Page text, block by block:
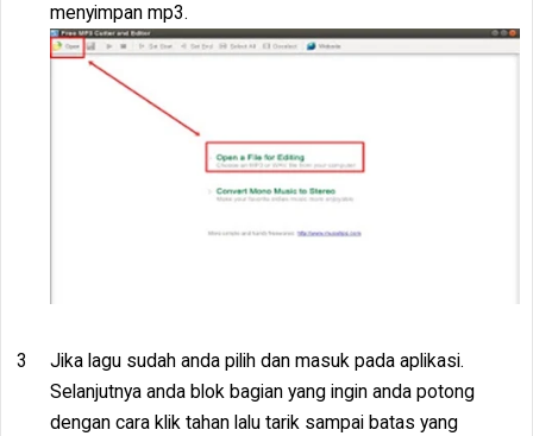
menyimpan mp3.
Jika lagu sudah anda pilih dan masuk pada aplikasi.
Selanjutnya anda blok bagian yang ingin anda potong
dengan cara klik tahan lalu tarik sampai batas yang